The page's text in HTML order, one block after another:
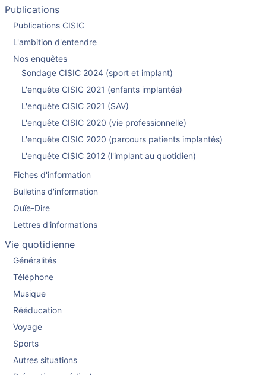
Publications
Publications CISIC
L'ambition d'entendre
Nos enquêtes
Sondage CISIC 2024 (sport et implant)
L'enquête CISIC 2021 (enfants implantés)
L'enquête CISIC 2021 (SAV)
L'enquête CISIC 2020 (vie professionnelle)
L'enquête CISIC 2020 (parcours patients implantés)
L'enquête CISIC 2012 (l'implant au quotidien)
Fiches d'information
Bulletins d'information
Ouïe-Dire
Lettres d'informations
Vie quotidienne
Généralités
Téléphone
Musique
Rééducation
Voyage
Sports
Autres situations